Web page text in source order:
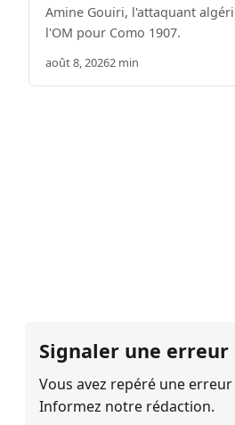
Amine Gouiri, l'attaquant
l'OM pour Como 1907.
août 8, 20262 min
Signaler une erreur
Vous avez repéré une
Informez notre rédaction.